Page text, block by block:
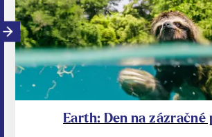
Earth: Den na zázračné